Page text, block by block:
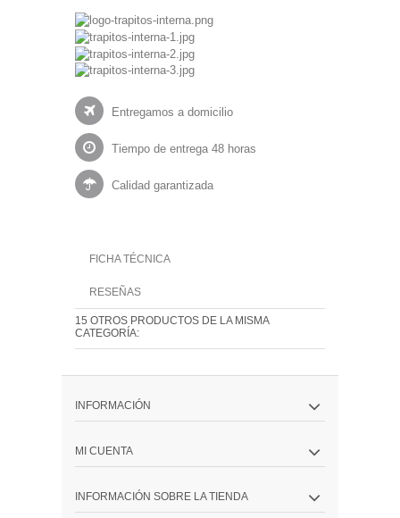
Entregamos a domicilio
Tiempo de entrega 48 horas
Calidad garantizada
FICHA TÉCNICA
RESEÑAS
15 OTROS PRODUCTOS DE LA MISMA
CATEGORÍA:
INFORMACIÓN
MI CUENTA
INFORMACIÓN SOBRE LA TIENDA